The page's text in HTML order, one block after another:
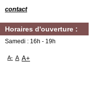
contact
Horaires d'ouverture :
Samedi : 16h - 19h
A- A A+